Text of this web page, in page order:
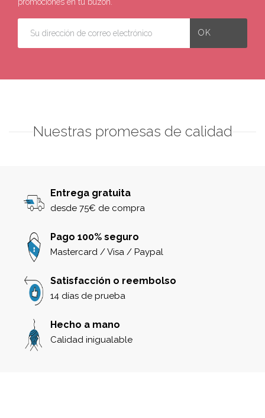
Nuestras promesas de calidad
Entrega gratuita
desde 75€ de compra
Pago 100% seguro
Mastercard / Visa / Paypal
Satisfacción o reembolso
14 días de prueba
Hecho a mano
Calidad inigualable